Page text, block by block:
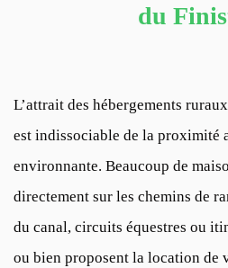
du
L’attrait des hébergements
est indissociable de la proximité
environnante. Beaucoup de
directement sur les chemins de
du canal, circuits équestres ou
ou bien proposent la location de